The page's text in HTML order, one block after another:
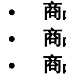
商
商
商